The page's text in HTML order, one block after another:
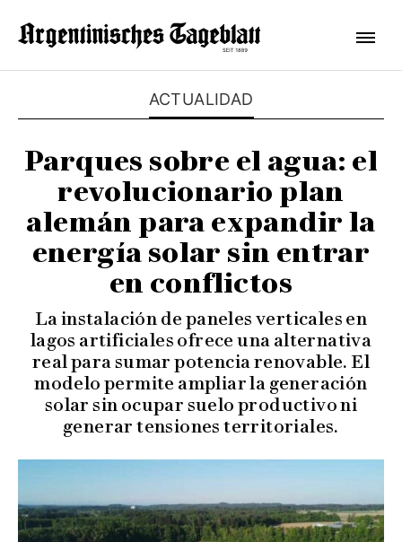
ACTUALIDAD
Parques sobre el agua: el
revolucionario plan
alemán para expandir la
energía solar sin entrar
en conflictos
La instalación de paneles verticales en
lagos artificiales ofrece una alternativa
real para sumar potencia renovable. El
modelo permite ampliar la generación
solar sin ocupar suelo productivo ni
generar tensiones territoriales.